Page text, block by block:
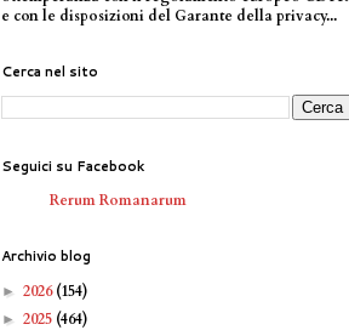
e con le disposizioni del Garante della privacy...
Cerca nel sito
Seguici su Facebook
Rerum Romanarum
Archivio blog
► 2026(154)
► 2025 (464)